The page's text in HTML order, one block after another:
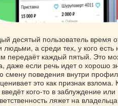
десятый пользователь время
а среди тех, у кого есть
передаёт каждый пятый. Это
даже если речь идет о хорошо
смену поведения внутри
это как признак взлома.
кого-то в заблуждение
ляжет на владельца